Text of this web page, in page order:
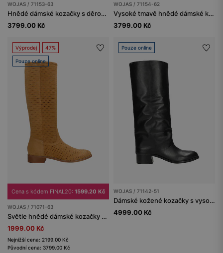
WOJAS / 71153-63
Hnědé dámské kozačky s děrovaným svrškem
3799.00 Kč
WOJAS / 71154-62
Vysoké tmavě hnědé dámské kovbojské boty
3799.00 Kč
Výprodej 47%
Pouze online
Cena s kódem FINAL20: 1599.20 Kč
WOJAS / 71071-63
Světle hnědé dámské kozačky s ozdobným ažurovým vzorem
1999.00 Kč
Nejnižší cena: 2199.00 Kč
Původní cena: 3799.00 Kč
Pouze online
WOJAS / 71142-51
Dámské kožené kozačky s vysokým svrškem a jemným nařasením
4999.00 Kč